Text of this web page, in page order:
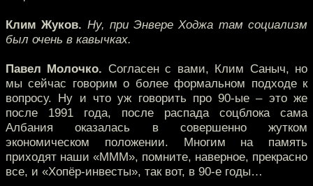
Клим Жуков. Ну, при Энвере Ходжа там социализм
был очень в кавычках.
Павел Молочко. Согласен с вами, Клим Саныч, но
мы сейчас говорим о более формальном подходе к
вопросу. Ну и что уж говорить про 90-ые – это же
после 1991 года, после распада соцблока сама
Албания оказалась в совершенно жутком
экономическом положении. Многим на память
приходят наши «МММ», помните, наверное, прекрасно
все, и «Хопёр-инвесты», так вот, в 90-е годы…